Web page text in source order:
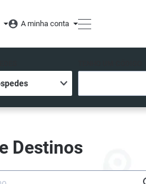
A minha conta
Destinos